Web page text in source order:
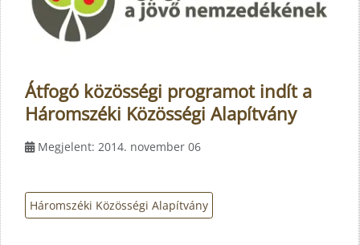
Átfogó közösségi programot indít a
Háromszéki Közösségi Alapítvány
Megjelent: 2014. november 06
Háromszéki Közösségi Alapítvány